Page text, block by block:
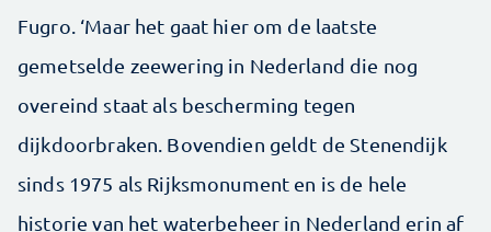
Fugro. ‘Maar het gaat hier om de laatste
gemetselde zeewering in Nederland die nog
overeind staat als bescherming tegen
dijkdoorbraken. Bovendien geldt de Stenendijk
sinds 1975 als Rijksmonument en is de hele
historie van het waterbeheer in Nederland erin af